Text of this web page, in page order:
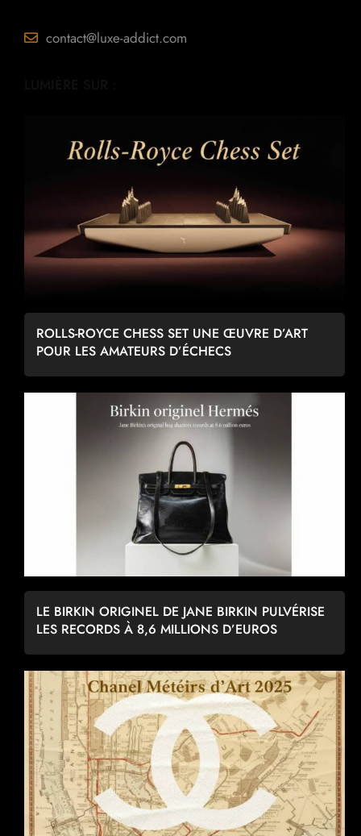
contact@luxe-addict.com
ROLLS-ROYCE CHESS SET UNE ŒUVRE D’ART
POUR LES AMATEURS D’ÉCHECS
LE BIRKIN ORIGINEL DE JANE BIRKIN PULVÉRISE
LES RECORDS À 8,6 MILLIONS D’EUROS